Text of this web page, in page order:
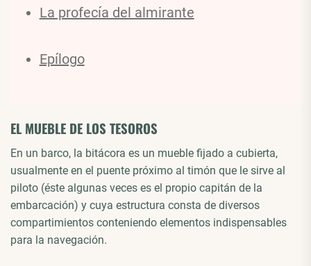
La profecía del almirante
Epílogo
EL MUEBLE DE LOS TESOROS
En un barco, la bitácora es un mueble fijado a cubierta,
usualmente en el puente próximo al timón que le sirve al
piloto (éste algunas veces es el propio capitán de la
embarcación) y cuya estructura consta de diversos
compartimientos conteniendo elementos indispensables
para la navegación.